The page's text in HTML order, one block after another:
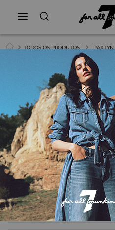
TODOS OS PRODUTOS
PAXTYN SE STRETCH TEK
28 29 30 31 32
40